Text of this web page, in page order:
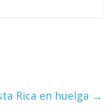
Rica en huelga →